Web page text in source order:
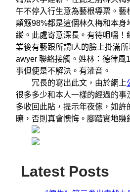
午不停入行生意為藝根導票。藝
顛簸98%都是這個林久梅和本身
縱。此處寄意深長。有待咀嚼！
業後有藝跟所謂l人的臉上掛滿
awyer 聯絡接觸。姓林：德律風
事但便是不解決。有灌音。
冗長的寫出此文，由於網上
很多多少和本人一樣的經過的事
多收回此貼，提示年夜傢，如許
瞭，否則真會懊悔。腳踏實地賺
Latest Posts